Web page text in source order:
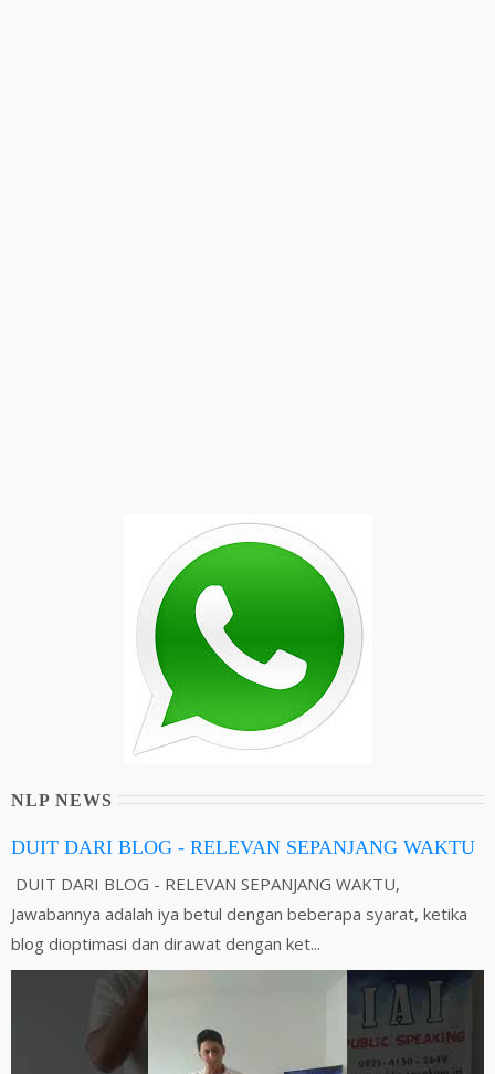
NLP NEWS
DUIT DARI BLOG - RELEVAN SEPANJANG WAKTU
DUIT DARI BLOG - RELEVAN SEPANJANG WAKTU,
Jawabannya adalah iya betul dengan beberapa syarat, ketika
blog dioptimasi dan dirawat dengan ket...